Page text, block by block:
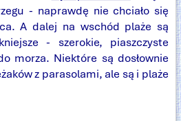
- naprawdę nie chciało się
A dalej na wschód plaże są
- szerokie, piaszczyste
morza. Niektóre są dosłownie
z parasolami, ale są i plaże